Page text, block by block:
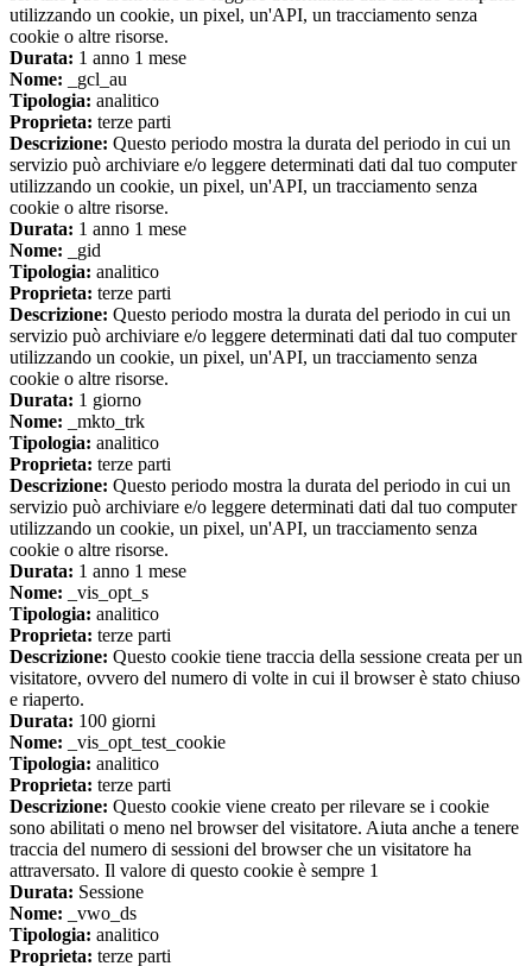
utilizzando un cookie, un pixel, un'API, un tracciamento senza
cookie o altre risorse.
Durata: 1 anno 1 mese
Nome: _gcl_au
Tipologia: analitico
Proprieta: terze parti
Descrizione: Questo periodo mostra la durata del periodo in cui un
servizio può archiviare e/o leggere determinati dati dal tuo computer
utilizzando un cookie, un pixel, un'API, un tracciamento senza
cookie o altre risorse.
Durata: 1 anno 1 mese
Nome: _gid
Tipologia: analitico
Proprieta: terze parti
Descrizione: Questo periodo mostra la durata del periodo in cui un
servizio può archiviare e/o leggere determinati dati dal tuo computer
utilizzando un cookie, un pixel, un'API, un tracciamento senza
cookie o altre risorse.
Durata: 1 giorno
Nome: _mkto_trk
Tipologia: analitico
Proprieta: terze parti
Descrizione: Questo periodo mostra la durata del periodo in cui un
servizio può archiviare e/o leggere determinati dati dal tuo computer
utilizzando un cookie, un pixel, un'API, un tracciamento senza
cookie o altre risorse.
Durata: 1 anno 1 mese
Nome: _vis_opt_s
Tipologia: analitico
Proprieta: terze parti
Descrizione: Questo cookie tiene traccia della sessione creata per un
visitatore, ovvero del numero di volte in cui il browser è stato chiuso
e riaperto.
Durata: 100 giorni
Nome: _vis_opt_test_cookie
Tipologia: analitico
Proprieta: terze parti
Descrizione: Questo cookie viene creato per rilevare se i cookie
sono abilitati o meno nel browser del visitatore. Aiuta anche a tenere
traccia del numero di sessioni del browser che un visitatore ha
attraversato. Il valore di questo cookie è sempre 1
Durata: Sessione
Nome: _vwo_ds
Tipologia: analitico
Proprieta: terze parti